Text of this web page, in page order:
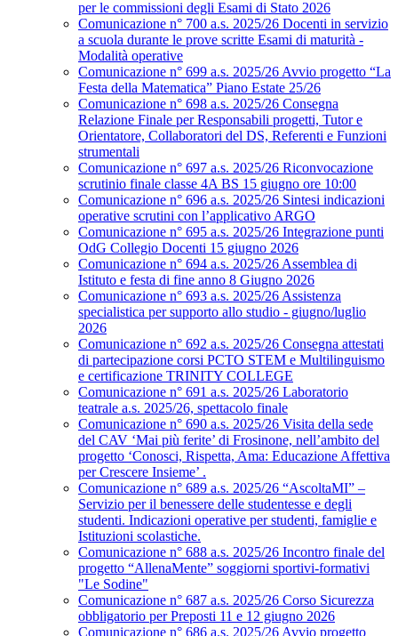
per le commissioni degli Esami di Stato 2026
Comunicazione n° 700 a.s. 2025/26 Docenti in servizio
a scuola durante le prove scritte Esami di maturità -
Modalità operative
Comunicazione n° 699 a.s. 2025/26 Avvio progetto “La
Festa della Matematica” Piano Estate 25/26
Comunicazione n° 698 a.s. 2025/26 Consegna
Relazione Finale per Responsabili progetti, Tutor e
Orientatore, Collaboratori del DS, Referenti e Funzioni
strumentali
Comunicazione n° 697 a.s. 2025/26 Riconvocazione
scrutinio finale classe 4A BS 15 giugno ore 10:00
Comunicazione n° 696 a.s. 2025/26 Sintesi indicazioni
operative scrutini con l’applicativo ARGO
Comunicazione n° 695 a.s. 2025/26 Integrazione punti
OdG Collegio Docenti 15 giugno 2026
Comunicazione n° 694 a.s. 2025/26 Assemblea di
Istituto e festa di fine anno 8 Giugno 2026
Comunicazione n° 693 a.s. 2025/26 Assistenza
specialistica per supporto allo studio - giugno/luglio
2026
Comunicazione n° 692 a.s. 2025/26 Consegna attestati
di partecipazione corsi PCTO STEM e Multilinguismo
e certificazione TRINITY COLLEGE
Comunicazione n° 691 a.s. 2025/26 Laboratorio
teatrale a.s. 2025/26, spettacolo finale
Comunicazione n° 690 a.s. 2025/26 Visita della sede
del CAV ‘Mai più ferite’ di Frosinone, nell’ambito del
progetto ‘Conosci, Rispetta, Ama: Educazione Affettiva
per Crescere Insieme’ .
Comunicazione n° 689 a.s. 2025/26 “AscoltaMI” –
Servizio per il benessere delle studentesse e degli
studenti. Indicazioni operative per studenti, famiglie e
Istituzioni scolastiche.
Comunicazione n° 688 a.s. 2025/26 Incontro finale del
progetto “AllenaMente” soggiorni sportivi‑formativi
"Le Sodine"
Comunicazione n° 687 a.s. 2025/26 Corso Sicurezza
obbligatorio per Preposti 11 e 12 giugno 2026
Comunicazione n° 686 a.s. 2025/26 Avvio progetto